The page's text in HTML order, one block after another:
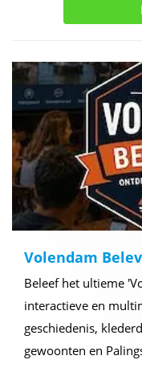
Volendam
Beleef het ultieme
interactieve en
geschiedenis,
gewoonten en